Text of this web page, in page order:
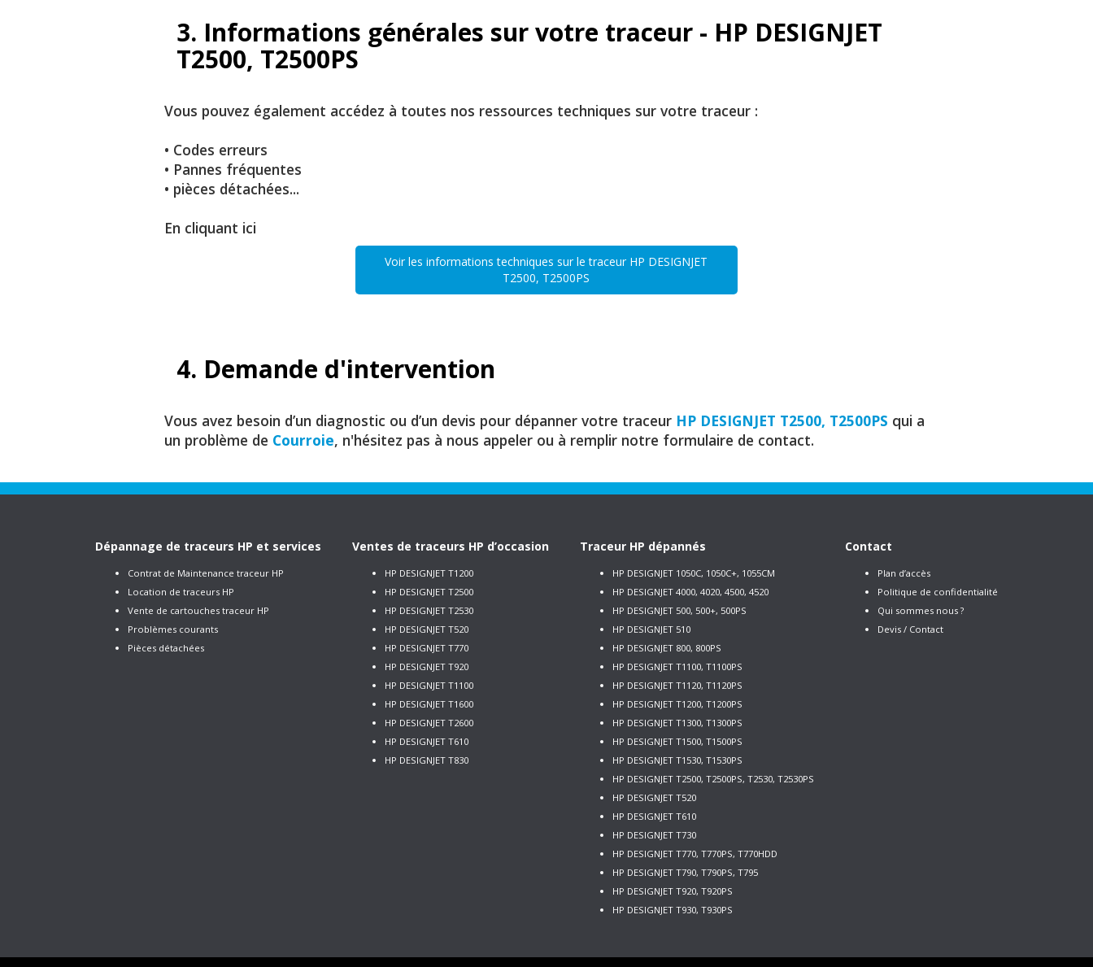
3. Informations générales sur votre traceur - HP DESIGNJET
T2500, T2500PS
Vous pouvez également accédez à toutes nos ressources techniques sur votre traceur :
• Codes erreurs
• Pannes fréquentes
• pièces détachées...
En cliquant ici
Voir les informations techniques sur le traceur HP DESIGNJET
T2500, T2500PS
4. Demande d'intervention
Vous avez besoin d’un diagnostic ou d’un devis pour dépanner votre traceur HP DESIGNJET T2500, T2500PS qui a
un problème de Courroie, n'hésitez pas à nous appeler ou à remplir notre formulaire de contact.
Dépannage de traceurs HP et services
Contrat de Maintenance traceur HP
Location de traceurs HP
Vente de cartouches traceur HP
Problèmes courants
Pièces détachées
Ventes de traceurs HP d’occasion
HP DESIGNJET T1200
HP DESIGNJET T2500
HP DESIGNJET T2530
HP DESIGNJET T520
HP DESIGNJET T770
HP DESIGNJET T920
HP DESIGNJET T1100
HP DESIGNJET T1600
HP DESIGNJET T2600
HP DESIGNJET T610
HP DESIGNJET T830
Traceur HP dépannés
HP DESIGNJET 1050C, 1050C+, 1055CM
HP DESIGNJET 4000, 4020, 4500, 4520
HP DESIGNJET 500, 500+, 500PS
HP DESIGNJET 510
HP DESIGNJET 800, 800PS
HP DESIGNJET T1100, T1100PS
HP DESIGNJET T1120, T1120PS
HP DESIGNJET T1200, T1200PS
HP DESIGNJET T1300, T1300PS
HP DESIGNJET T1500, T1500PS
HP DESIGNJET T1530, T1530PS
HP DESIGNJET T2500, T2500PS, T2530, T2530PS
HP DESIGNJET T520
HP DESIGNJET T610
HP DESIGNJET T730
HP DESIGNJET T770, T770PS, T770HDD
HP DESIGNJET T790, T790PS, T795
HP DESIGNJET T920, T920PS
HP DESIGNJET T930, T930PS
Contact
Plan d’accès
Politique de confidentialité
Qui sommes nous ?
Devis / Contact